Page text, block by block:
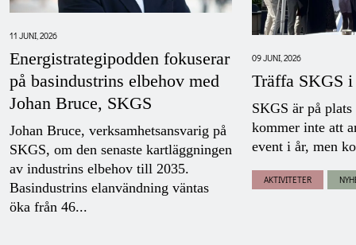
11 JUNI, 2026
Energistrategipodden fokuserar
på basindustrins elbehov med
Johan Bruce, SKGS
Johan Bruce, verksamhetsansvarig på
SKGS, om den senaste kartläggningen
av industrins elbehov till 2035.
Basindustrins elanvändning väntas
öka från 46...
09 JUNI, 2026
Träffa SKGS
SKGS är på
kommer inte att
event i år, men
AKTIVITETER